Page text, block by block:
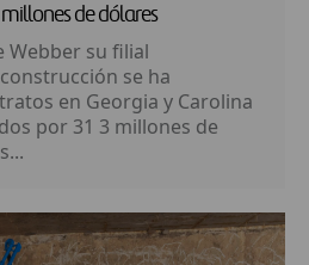
de dólares
Webber su filial
se ha
en Georgia y Carolina
por 31 3 millones de